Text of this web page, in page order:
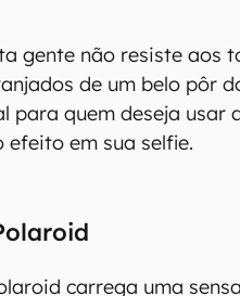
gente não resiste aos
de um belo pôr
para quem deseja usar
efeito em sua selfie.
carrega uma